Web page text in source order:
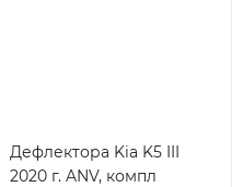
Дефлектора Kia K5 III
2020 г. ANV, компл